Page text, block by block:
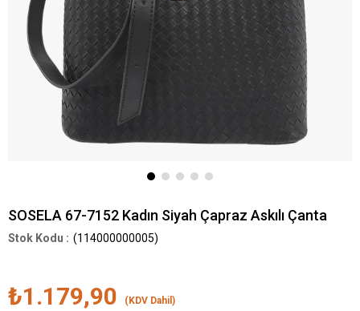
SOSELA 67-7152 Kadın Siyah Çapraz Askılı Çanta
(114000000005)
₺1.179,90 (KDV Dahil)